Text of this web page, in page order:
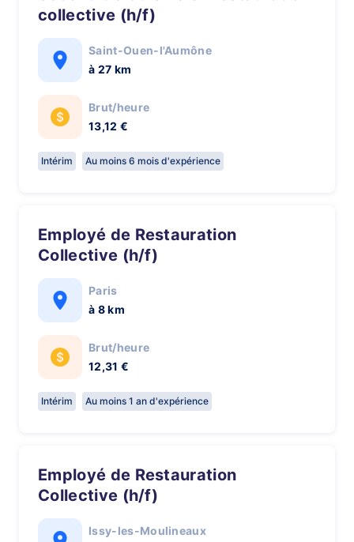
collective (h/f)
Saint-Ouen-l'Aumône
à 27 km
Brut/heure
13,12 €
Intérim Au moins 6 mois d'expérience
Employé de Restauration
Collective (h/f)
Paris
à 8 km
Brut/heure
12,31 €
Intérim Au moins 1 an d'expérience
Employé de Restauration
Collective (h/f)
Issy-les-Moulineaux